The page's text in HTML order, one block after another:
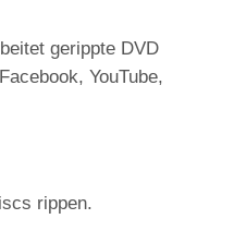
gerippte DVD
YouTube,
rippen.